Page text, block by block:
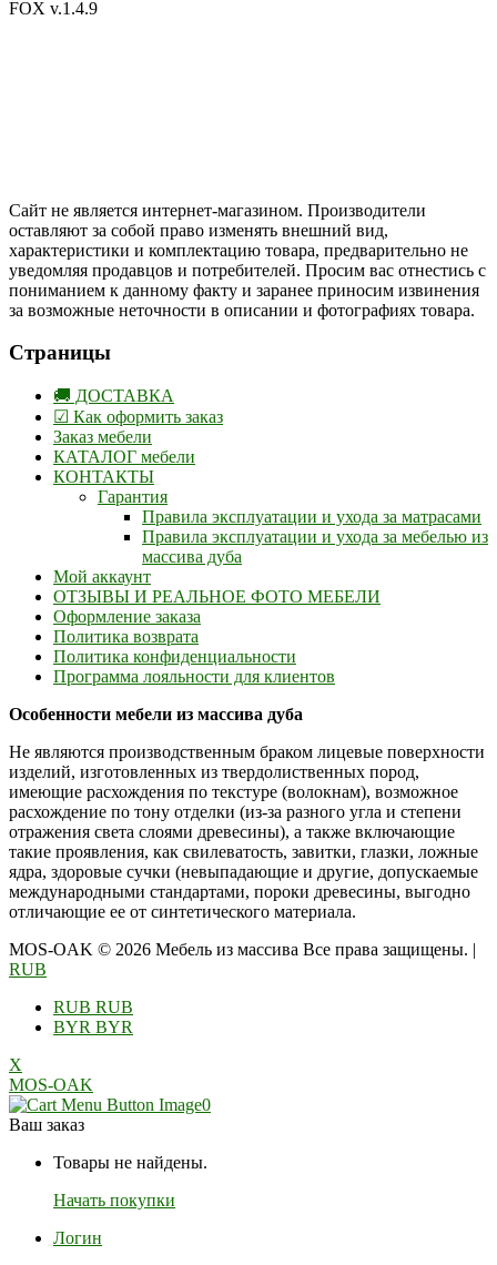
FOX v.1.4.9
Сайт не является интернет-магазином. Производители
оставляют за собой право изменять внешний вид,
характеристики и комплектацию товара, предварительно не
уведомляя продавцов и потребителей. Просим вас отнестись с
пониманием к данному факту и заранее приносим извинения
за возможные неточности в описании и фотографиях товара.
Страницы
🚚 ДОСТАВКА
☑ Как оформить заказ
Заказ мебели
КАТАЛОГ мебели
КОНТАКТЫ
Гарантия
Правила эксплуатации и ухода за матрасами
Правила эксплуатации и ухода за мебелью из
массива дуба
Мой аккаунт
ОТЗЫВЫ И РЕАЛЬНОЕ ФОТО МЕБЕЛИ
Оформление заказа
Политика возврата
Политика конфиденциальности
Программа лояльности для клиентов
Особенности мебели из массива дуба
Не являются производственным браком лицевые поверхности
изделий, изготовленных из твердолиственных пород,
имеющие расхождения по текстуре (волокнам), возможное
расхождение по тону отделки (из-за разного угла и степени
отражения света слоями древесины), а также включающие
такие проявления, как свилеватость, завитки, глазки, ложные
ядра, здоровые сучки (невыпадающие и другие, допускаемые
международными стандартами, пороки древесины, выгодно
отличающие ее от синтетического материала.
MOS-OAK © 2026 Мебель из массива Все права защищены. |
RUB
RUB RUB
BYR BYR
X
MOS-OAK
0
Ваш заказ
Товары не найдены.
Начать покупки
Логин